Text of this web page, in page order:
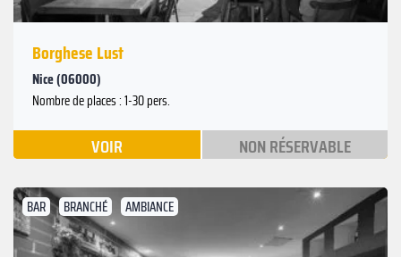
Borghese Lust
Nice (06000)
Nombre de places : 1-30 pers.
VOIR NON RÉSERVABLE
BAR BRANCHÉ AMBIANCE